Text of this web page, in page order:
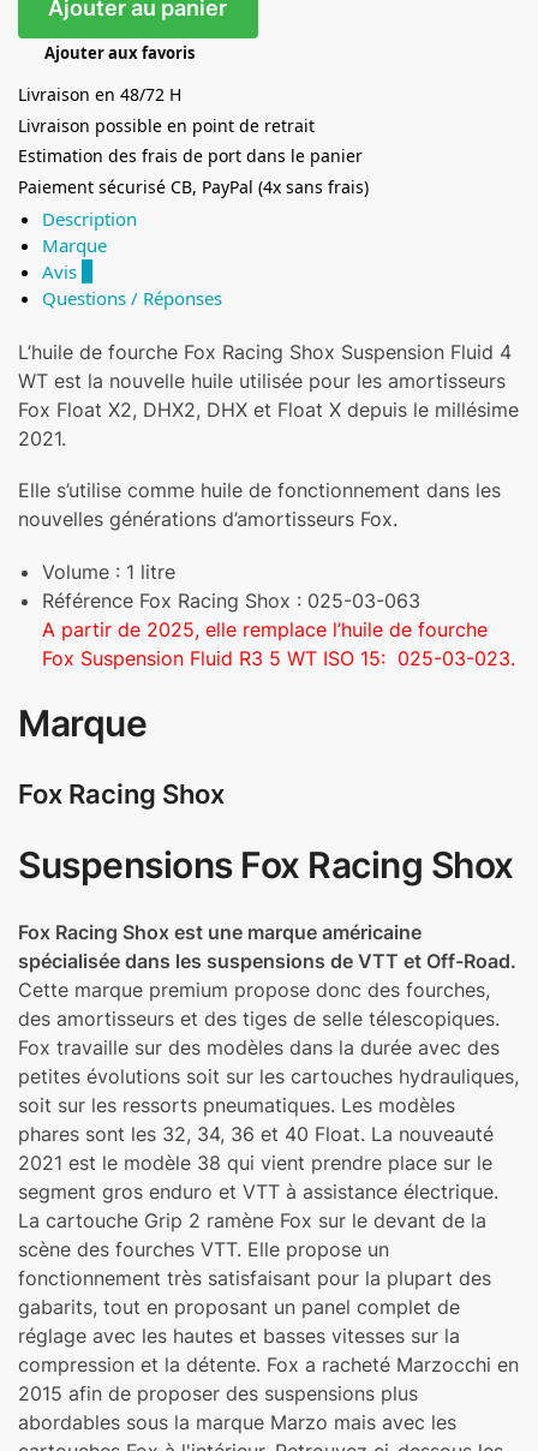
Ajouter au panier
Ajouter aux favoris
Livraison en 48/72 H
Livraison possible en point de retrait
Estimation des frais de port dans le panier
Paiement sécurisé CB, PayPal (4x sans frais)
Description
Marque
Avis
Questions / Réponses
L’huile de fourche Fox Racing Shox Suspension Fluid 4
WT est la nouvelle huile utilisée pour les amortisseurs
Fox Float X2, DHX2, DHX et Float X depuis le millésime
2021.
Elle s’utilise comme huile de fonctionnement dans les
nouvelles générations d’amortisseurs Fox.
Volume : 1 litre
Référence Fox Racing Shox : 025-03-063
A partir de 2025, elle remplace l’huile de fourche
Fox Suspension Fluid R3 5 WT ISO 15: 025-03-023.
Marque
Fox Racing Shox
Suspensions Fox Racing Shox
Fox Racing Shox est une marque américaine
spécialisée dans les suspensions de VTT et Off-Road.
Cette marque premium propose donc des fourches,
des amortisseurs et des tiges de selle télescopiques.
Fox travaille sur des modèles dans la durée avec des
petites évolutions soit sur les cartouches hydrauliques,
soit sur les ressorts pneumatiques. Les modèles
phares sont les 32, 34, 36 et 40 Float. La nouveauté
2021 est le modèle 38 qui vient prendre place sur le
segment gros enduro et VTT à assistance électrique.
La cartouche Grip 2 ramène Fox sur le devant de la
scène des fourches VTT. Elle propose un
fonctionnement très satisfaisant pour la plupart des
gabarits, tout en proposant un panel complet de
réglage avec les hautes et basses vitesses sur la
compression et la détente. Fox a racheté Marzocchi en
2015 afin de proposer des suspensions plus
abordables sous la marque Marzo mais avec les